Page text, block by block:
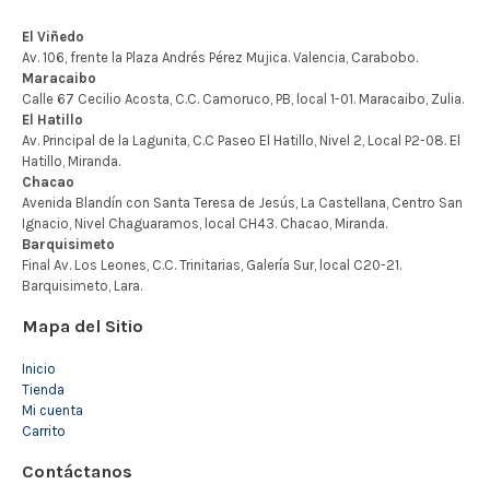
Mapa del Sitio
Inicio
Tienda
Mi cuenta
Carrito
Contáctanos